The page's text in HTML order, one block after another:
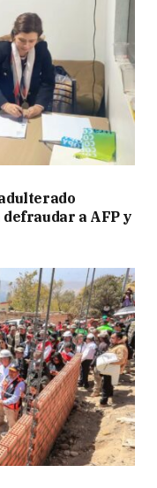
a AFP y